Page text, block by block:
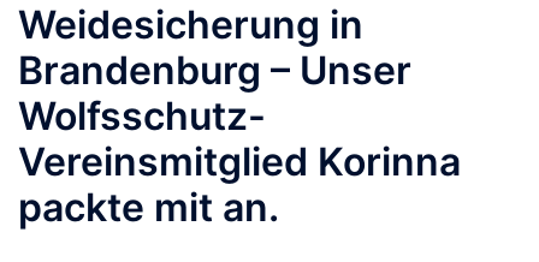
Weidesicherung in
Brandenburg – Unser
Wolfsschutz-
Vereinsmitglied Korinna
packte mit an.